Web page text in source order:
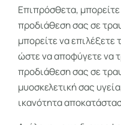
Επιπρόσθετα, μπορείτε
προδιάθεση σας σε
μπορείτε να
ώστε να αποφύγετε να
προδιάθεση σας σε
μυοσκελετική σας
ικανότητα